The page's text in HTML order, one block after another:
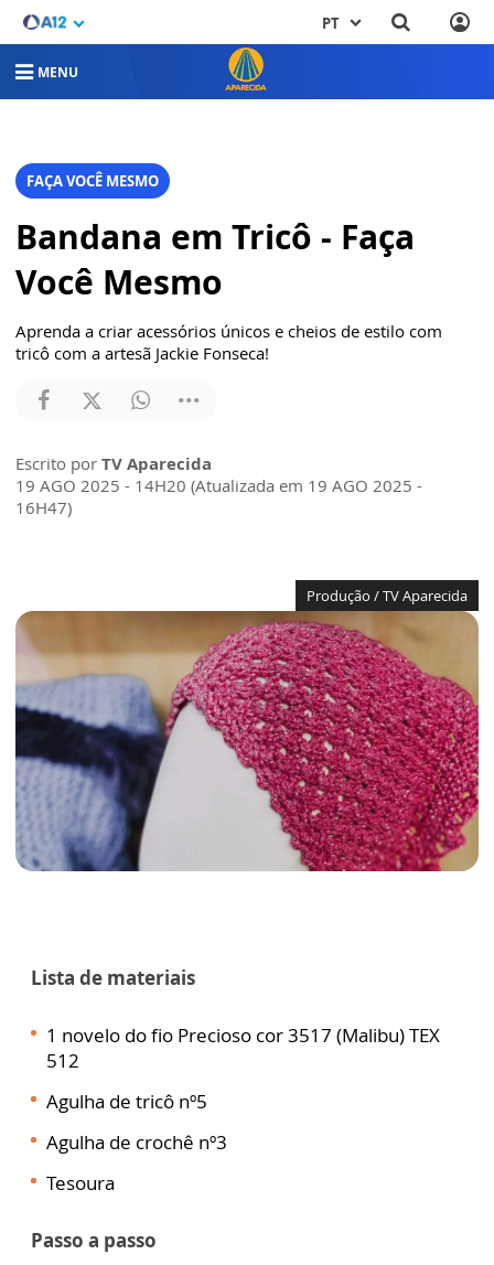
PT
MENU
FAÇA VOCÊ MESMO
Bandana em Tricô - Faça
Você Mesmo
Aprenda a criar acessórios únicos e cheios de estilo com
tricô com a artesã Jackie Fonseca!
Escrito por TV Aparecida
19 AGO 2025 - 14H20 (Atualizada em 19 AGO 2025 -
16H47)
Produção / TV Aparecida
Lista de materiais
1 novelo do fio Precioso cor 3517 (Malibu) TEX
512
Agulha de tricô nº5
Agulha de crochê nº3
Tesoura
Passo a passo